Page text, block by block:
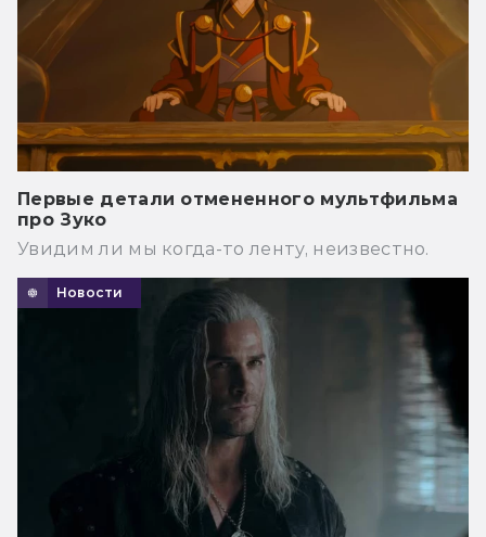
Первые детали отмененного мультфильма
про Зуко
Увидим ли мы когда-то ленту, неизвестно.
Новости